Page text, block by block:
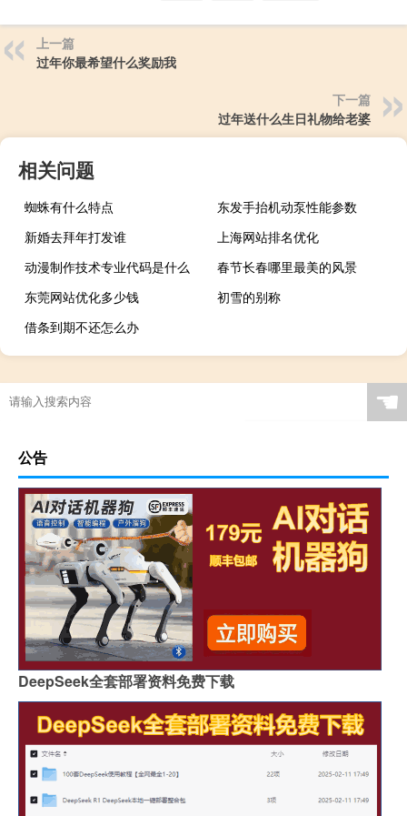
上一篇
过年你最希望什么奖励我
下一篇
过年送什么生日礼物给老婆
相关问题
蜘蛛有什么特点
东发手抬机动泵性能参数
新婚去拜年打发谁
上海网站排名优化
动漫制作技术专业代码是什么
春节长春哪里最美的风景
东莞网站优化多少钱
初雪的别称
借条到期不还怎么办
☚
公告
DeepSeek全套部署资料免费下载